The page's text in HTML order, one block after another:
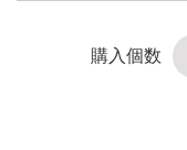
購入個数